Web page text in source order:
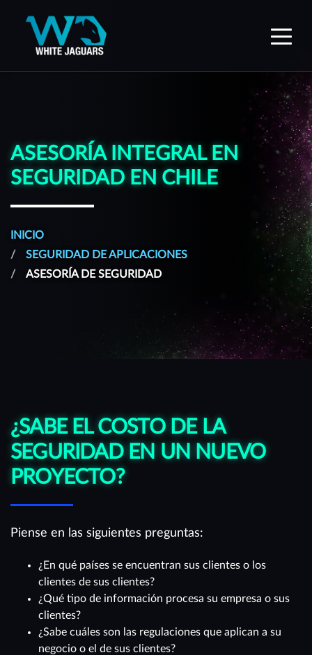
WhiteJaguars — Inicio
ASESORÍA INTEGRAL EN
SEGURIDAD EN CHILE
INICIO
SEGURIDAD DE APLICACIONES
ASESORÍA DE SEGURIDAD
¿SABE EL COSTO DE LA
SEGURIDAD EN UN NUEVO
PROYECTO?
Piense en las siguientes preguntas:
¿En qué países se encuentran sus clientes o los
clientes de sus clientes?
¿Qué tipo de información procesa su empresa o sus
clientes?
¿Sabe cuáles son las regulaciones que aplican a su
negocio o el de sus clientes?